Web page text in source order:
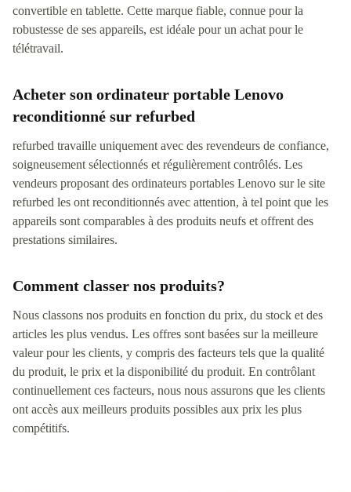
convertible en tablette. Cette marque fiable, connue pour la
robustesse de ses appareils, est idéale pour un achat pour le
télétravail.
Acheter son ordinateur portable Lenovo
reconditionné sur refurbed
refurbed travaille uniquement avec des revendeurs de confiance,
soigneusement sélectionnés et régulièrement contrôlés. Les
vendeurs proposant des ordinateurs portables Lenovo sur le site
refurbed les ont reconditionnés avec attention, à tel point que les
appareils sont comparables à des produits neufs et offrent des
prestations similaires.
Comment classer nos produits?
Nous classons nos produits en fonction du prix, du stock et des
articles les plus vendus. Les offres sont basées sur la meilleure
valeur pour les clients, y compris des facteurs tels que la qualité
du produit, le prix et la disponibilité du produit. En contrôlant
continuellement ces facteurs, nous nous assurons que les clients
ont accès aux meilleurs produits possibles aux prix les plus
compétitifs.